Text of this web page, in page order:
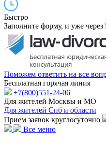
Быстро
Заполните форму, и уже
Поможем ответить на все
Бесплатная горячая линия
+7(800)551-24-06
Для жителей Москвы и МО
Для жителей Спб и области
Прием заявок круглосуточно
Все меню